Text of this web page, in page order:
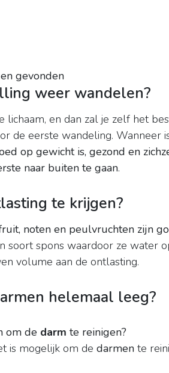
gevonden
weer wandelen?
lichaam, en dan zal je zelf het
de eerste wandeling. Wanneer
op gewicht is, gezond en
naar buiten te gaan.
te krijgen?
noten en peulvruchten zijn
soort spons waardoor ze water
volume aan de ontlasting.
helemaal leeg?
om de darm te reinigen?
is mogelijk om de darmen te